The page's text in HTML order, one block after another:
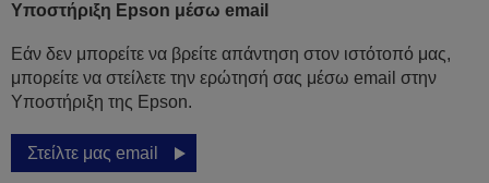
Υποστήριξη Epson μέσω email
Εάν δεν μπορείτε να βρείτε απάντηση στον ιστότοπό μας,
μπορείτε να στείλετε την ερώτησή σας μέσω email στην
Υποστήριξη της Epson.
Στείλτε μας email